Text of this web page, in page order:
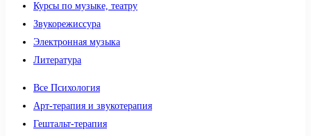
Курсы по музыке, театру
Звукорежиссура
Электронная музыка
Литература
Все Психология
Арт-терапия и звукотерапия
Гештальт-терапия